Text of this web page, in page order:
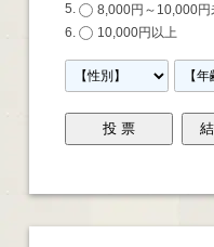
8,000円～10,000円
10,000円以上